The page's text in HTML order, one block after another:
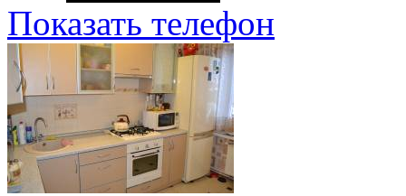
Показать телефон